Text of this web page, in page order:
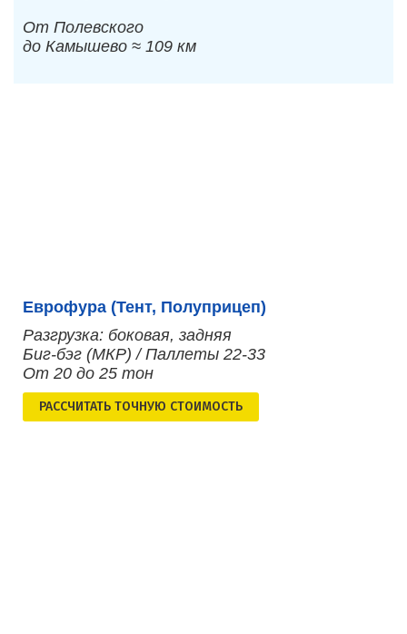
От Полевского
до Камышево ≈ 109 км
Еврофура (Тент, Полуприцеп)
Разгрузка: боковая, задняя
Биг-бэг (МКР) / Паллеты 22-33
От 20 до 25 тон
РАСCЧИТАТЬ ТОЧНУЮ СТОИМОСТЬ